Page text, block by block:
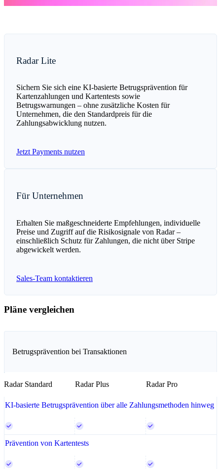
Radar Lite
Sichern Sie sich eine KI-basierte Betrugsprävention für
Kartenzahlungen und Kartentests sowie
Betrugswarnungen – ohne zusätzliche Kosten für
Unternehmen, die den Standardpreis für die
Zahlungsabwicklung nutzen.
Jetzt Payments nutzen
Für Unternehmen
Erhalten Sie maßgeschneiderte Empfehlungen, individuelle
Preise und Zugriff auf die Risikosignale von Radar –
einschließlich Schutz für Zahlungen, die nicht über Stripe
abgewickelt werden.
Sales-Team kontaktieren
Pläne vergleichen
Betrugsprävention bei Transaktionen
Radar Standard Radar Plus Radar Pro
KI-basierte Betrugsprävention über alle Zahlungsmethoden hinweg
Prävention von Kartentests